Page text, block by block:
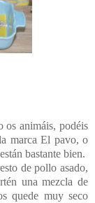
os animáis, podéis
marca El pavo, o
bastante bien.
de pollo asado,
una mezcla de
quede muy seco